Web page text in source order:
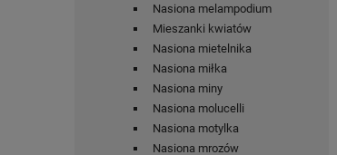
Nasiona melampodium
Mieszanki kwiatów
Nasiona mietelnika
Nasiona miłka
Nasiona miny
Nasiona molucelli
Nasiona motylka
Nasiona mrozów